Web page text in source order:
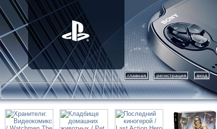
главная регистрация вход